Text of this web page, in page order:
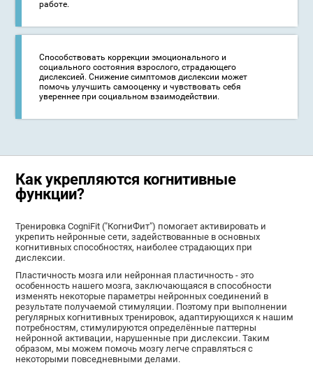
работе.
Способствовать коррекции эмоционального и
социального состояния взрослого, страдающего
дислексией. Снижение симптомов дислексии может
помочь улучшить самооценку и чувствовать себя
увереннее при социальном взаимодействии.
Как укрепляются когнитивные
функции?
Тренировка CogniFit ("КогниФит") помогает активировать и
укрепить нейронные сети, задействованные в основных
когнитивных способностях, наиболее страдающих при
дислексии.
Пластичность мозга или нейронная пластичность - это
особенность нашего мозга, заключающаяся в способности
изменять некоторые параметры нейронных соединений в
результате получаемой стимуляции. Поэтому при выполнении
регулярных когнитивных тренировок, адаптирующихся к нашим
потребностям, стимулируются определённые паттерны
нейронной активации, нарушенные при дислексии. Таким
образом, мы можем помочь мозгу легче справляться с
некоторыми повседневными делами.